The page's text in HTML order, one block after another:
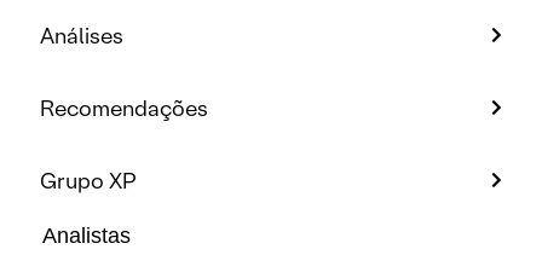
Análises
Recomendações
Grupo XP
Analistas